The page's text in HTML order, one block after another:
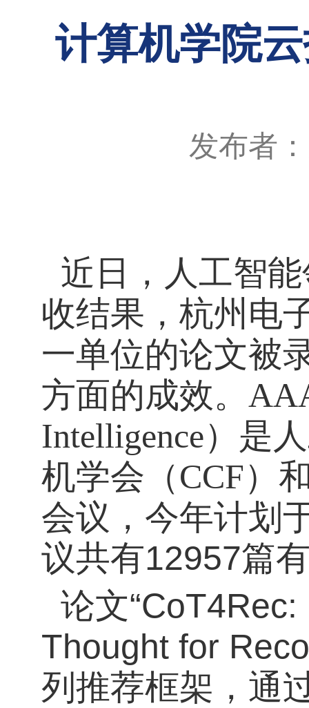
计算机学院
发布者
近日，人工智
收结果，杭州电
一单位的论文被
方面的成效。
Intelligence）是
机学会（CCF）
会议， 今年计划
议共有12957篇
论文“
Thought for
列 推荐框架， 通